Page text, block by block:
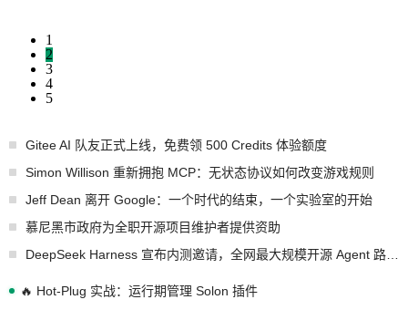
1
2
3
4
5
Gitee AI 队友正式上线，免费领 500 Credits 体验额度
Simon Willison 重新拥抱 MCP：无状态协议如何改变游戏规则
Jeff Dean 离开 Google：一个时代的结束，一个实验室的开始
慕尼黑市政府为全职开源项目维护者提供资助
🔥 Hot-Plug 实战：运行期管理 Solon 插件